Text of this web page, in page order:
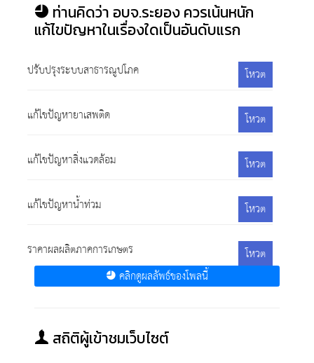
ท่านคิดว่า อบจ.ระยอง ควรเน้นหนัก
แก้ไขปัญหาในเรื่องใดเป็นอันดับแรก
ปรับปรุงระบบสาธารณูปโภค โหวต
แก้ไขปัญหายาเสพติด โหวต
แก้ไขปัญหาสิ่งแวดล้อม โหวต
แก้ไขปัญหาน้ำท่วม โหวต
ราคาผลผลิตภาคการเกษตร
โหวต
คลิกดูผลลัพธ์ของโพลนี้
สถิติผู้เข้าชมเว็บไซต์